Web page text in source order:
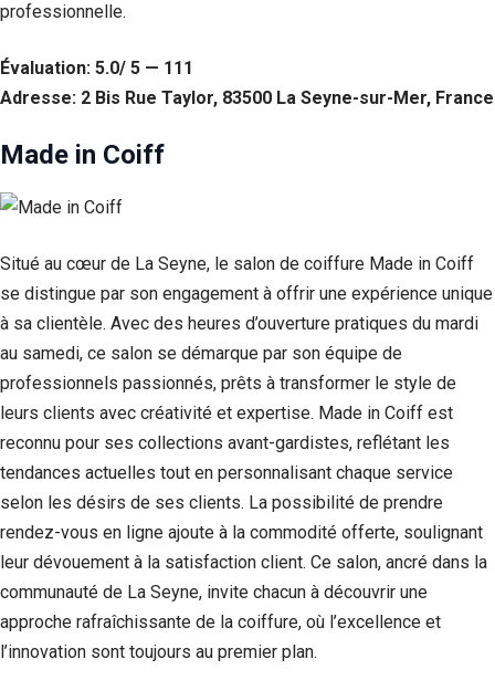
professionnelle.
Évaluation: 5.0/ 5 — 111
Adresse: 2 Bis Rue Taylor, 83500 La Seyne-sur-Mer, France
Made in Coiff
Situé au cœur de La Seyne, le salon de coiffure Made in Coiff
se distingue par son engagement à offrir une expérience unique
à sa clientèle. Avec des heures d’ouverture pratiques du mardi
au samedi, ce salon se démarque par son équipe de
professionnels passionnés, prêts à transformer le style de
leurs clients avec créativité et expertise. Made in Coiff est
reconnu pour ses collections avant-gardistes, reflétant les
tendances actuelles tout en personnalisant chaque service
selon les désirs de ses clients. La possibilité de prendre
rendez-vous en ligne ajoute à la commodité offerte, soulignant
leur dévouement à la satisfaction client. Ce salon, ancré dans la
communauté de La Seyne, invite chacun à découvrir une
approche rafraîchissante de la coiffure, où l’excellence et
l’innovation sont toujours au premier plan.